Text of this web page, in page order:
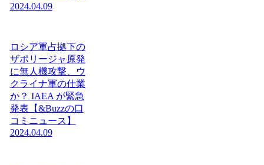
2024.04.09
ロシア軍占拠下の
ザポリージャ原発
に無人機攻撃、ウ
クライナ軍の仕業
か？ IAEA が緊急
発表【&Buzzの口
コミニュース】
2024.04.09